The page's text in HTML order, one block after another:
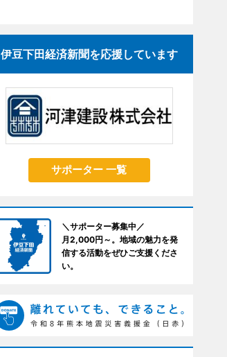
伊豆下田経済新聞を応援しています
サポーター 一覧
＼サポーター募集中／
月2,000円～。地域の魅力を発
信する活動をぜひご支援くださ
い。